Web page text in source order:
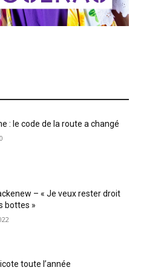
: le code de la route a changé
– « Je veux rester droit
bottes »
toute l’année